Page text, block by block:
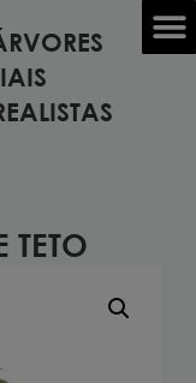
DE TETO
TETO